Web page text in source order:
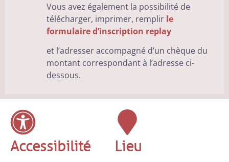
Vous avez également la possibilité de
télécharger, imprimer, remplir le
formulaire d’inscription replay
et l’adresser accompagné d’un chèque du
montant correspondant à l’adresse ci-
dessous.
Accessibilité Lieu